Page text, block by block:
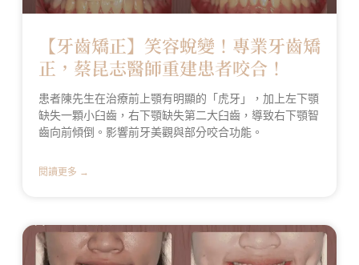
【牙齒矯正】笑容蛻變！專業牙齒矯
正，蔡昆志醫師重建患者咬合！
患者陳先生在治療前上顎有明顯的「虎牙」，加上左下顎
缺失一顆小臼齒，右下顎缺失第二大臼齒，導致右下顎智
齒向前傾倒。影響前牙美觀與部分咬合功能。
閱讀更多 →